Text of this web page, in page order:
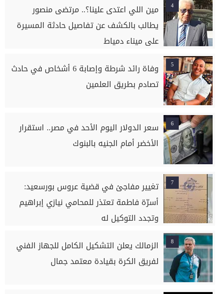
4
مين اللي اعتدى علينا؟.. مرتضى منصور
يطالب بالكشف عن تفاصيل حادثة المسيرة
على ميناء دمياط
5
وفاة رائد شرطة وإصابة 6 أشخاص في حادث
تصادم بطريق العلمين
6
سعر الدولار اليوم الأحد في مصر.. استقرار
الأخضر أمام الجنيه بالبنوك
7
تغيير مفاجئ في قضية عروس بورسعيد:
أسرّة فاطمة تعتذر للمحامي نيازي إبراهيم
وتجدد التوكيل له
8
الزمالك يعلن التشكيل الكامل للجهاز الفني
لفريق الكرة بقيادة معتمد جمال